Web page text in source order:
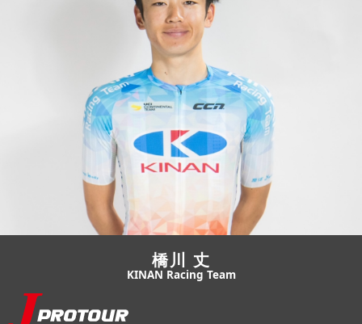
加盟・登録
エントリー
JBCF ROAD SERIESとは
橋川 丈
KINAN Racing Team